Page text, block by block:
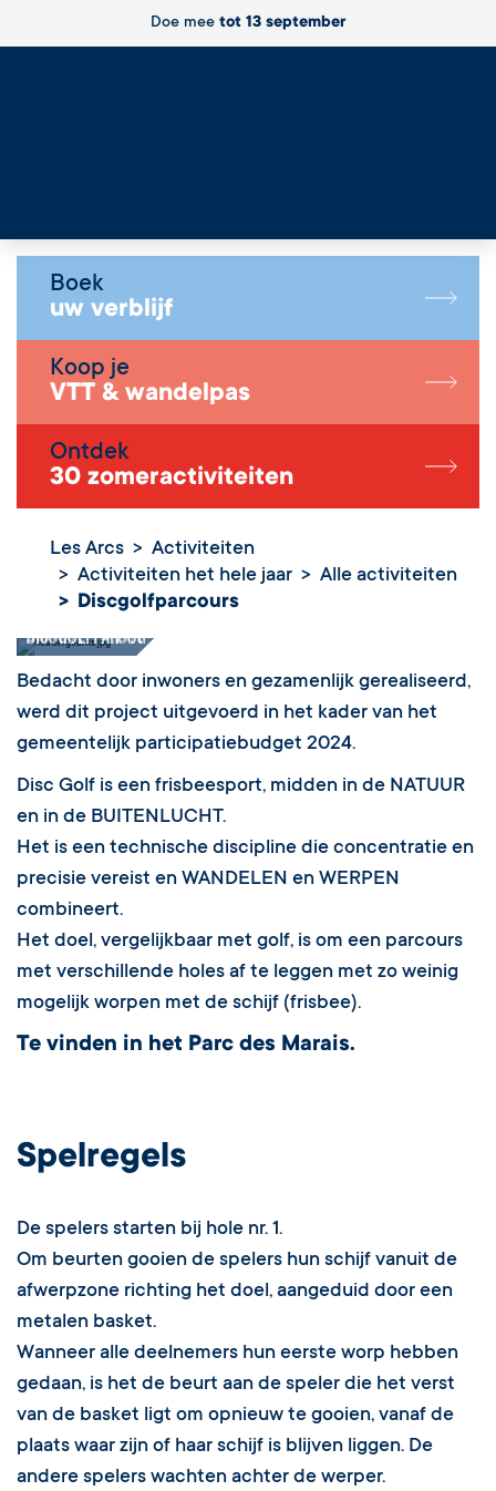
Doe mee tot 13 september
Boek
uw verblijf
Koop je
VTT & wandelpas
Ontdek
30 zomeractiviteiten
Les Arcs
Activiteiten
Activiteiten het hele jaar
Alle activiteiten
Discgolfparcours
Discgolfparcours
Bedacht door inwoners en gezamenlijk gerealiseerd,
werd dit project uitgevoerd in het kader van het
gemeentelijk participatiebudget 2024.
Disc Golf is een frisbeesport, midden in de NATUUR
en in de BUITENLUCHT.
Het is een technische discipline die concentratie en
precisie vereist en WANDELEN en WERPEN
combineert.
Het doel, vergelijkbaar met golf, is om een parcours
met verschillende holes af te leggen met zo weinig
mogelijk worpen met de schijf (frisbee).
Te vinden in het Parc des Marais.
Spelregels
De spelers starten bij hole nr. 1.
Om beurten gooien de spelers hun schijf vanuit de
afwerpzone richting het doel, aangeduid door een
metalen basket.
Wanneer alle deelnemers hun eerste worp hebben
gedaan, is het de beurt aan de speler die het verst
van de basket ligt om opnieuw te gooien, vanaf de
plaats waar zijn of haar schijf is blijven liggen. De
andere spelers wachten achter de werper.